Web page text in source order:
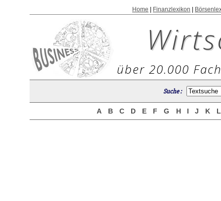
Home Finanzlexikon
über 20.000
Suche :
A B C D E F G H I J K